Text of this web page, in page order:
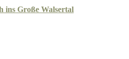
ins Große Walsertal